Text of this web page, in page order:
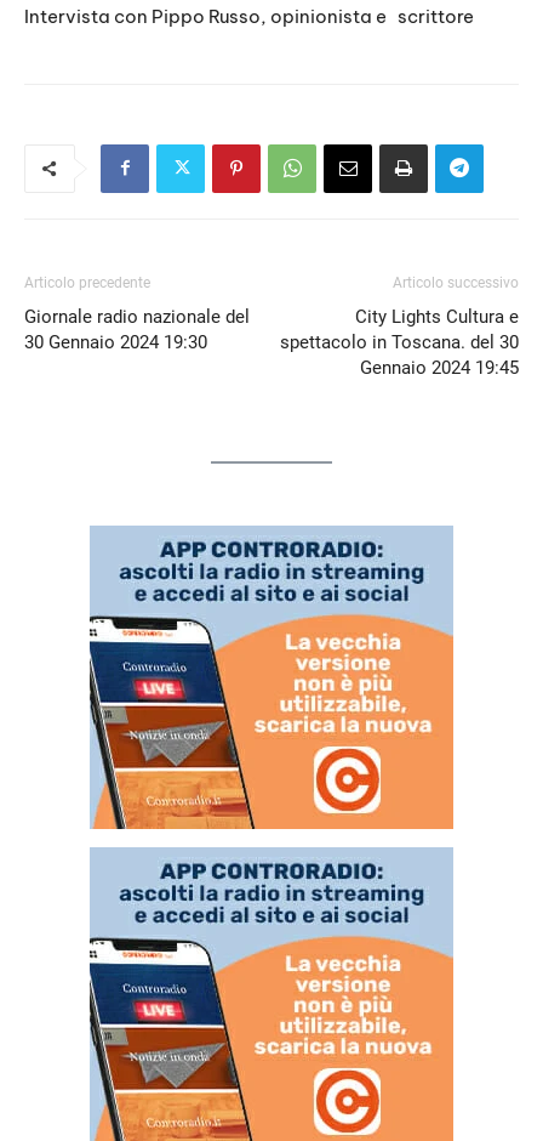
LINK
Intervista con Pippo Russo, opinionista e scrittore
Articolo precedente
Giornale radio nazionale del
30 Gennaio 2024 19:30
Articolo successivo
City Lights Cultura e
spettacolo in Toscana. del 30
Gennaio 2024 19:45